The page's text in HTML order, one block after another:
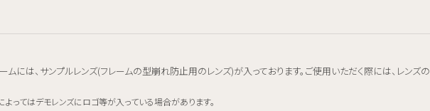
ムには、サンプルレンズ(フレームの型崩れ防止用のレンズ)が入っております。ご使用いただく際には、レンズ
よってはデモレンズにロゴ等が入っている場合があります。